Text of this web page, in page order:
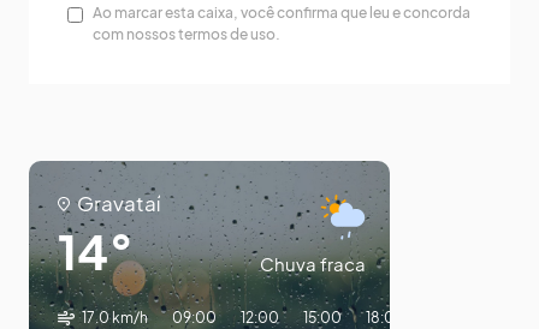
Ao marcar esta caixa, você confirma que leu e concorda
com nossos termos de uso.
Gravataí
14° Chuva fraca
17.0 km/h
09:00 12:00 15:00 18:00